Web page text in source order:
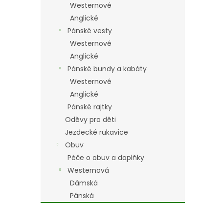
Westernové
Anglické
Pánské vesty
Westernové
Anglické
Pánské bundy a kabáty
Westernové
Anglické
Pánské rajtky
Oděvy pro děti
Jezdecké rukavice
Obuv
Péče o obuv a doplňky
Westernová
Dámská
Pánská